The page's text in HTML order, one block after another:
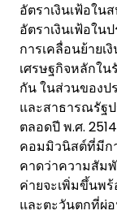
อัตราเงินเฟ้อใน
อัตราเงินเฟ้อใ
การเคลื่อนย้ายเ
เศรษฐกิจหลักใน
กัน ในส่วนของป
และสาธารณรัฐ
ตลอดปี พ.ศ.
คอมมิวนิสต์ที่มีก
คาดว่าความสัม
ค่ายจะเพิ่มขึ้นพ
และตะวันตกที่ผ่